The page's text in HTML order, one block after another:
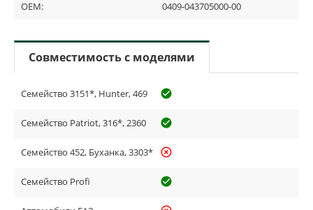
OEM: 0409-043705000-00
Совместимость с моделями
Семейство 3151*, Hunter, 469 check_circle_outline
Семейство Patriot, 316*, 2360 check_circle_outline
Семейство 452, Буханка, 3303* highlight_off
Семейство Profi check_circle_outline